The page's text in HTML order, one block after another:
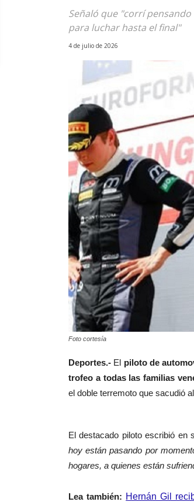
Señaló que "corrí
para luchar hasta el final"
4 de julio de 2026
Foto cortesía
Deportes.- El piloto de
trofeo a todas las familias
el doble terremoto que sacudió
El destacado piloto escribió en
hoy están pasando por
hogares, a quienes están
Lea también: Hernán Gil